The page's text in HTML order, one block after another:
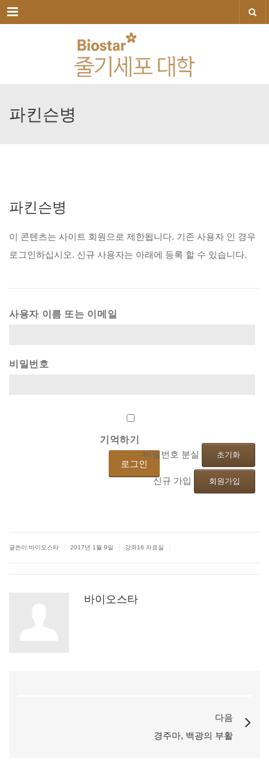
메뉴
파킨슨병
파킨슨병
이 콘텐츠는 사이트 회원으로 제한됩니다. 기존 사용자 인 경우
로그인하십시오. 신규 사용자는 아래에 등록 할 수 있습니다.
사용자 이름 또는 이메일
비밀번호
기억하기
비밀번호 분실 초기화
신규 가입 회원가입
글쓴이:바이오스타 2017년 1월 9일 강좌16 자료실
바이오스타
다음
경주마, 백광의 부활